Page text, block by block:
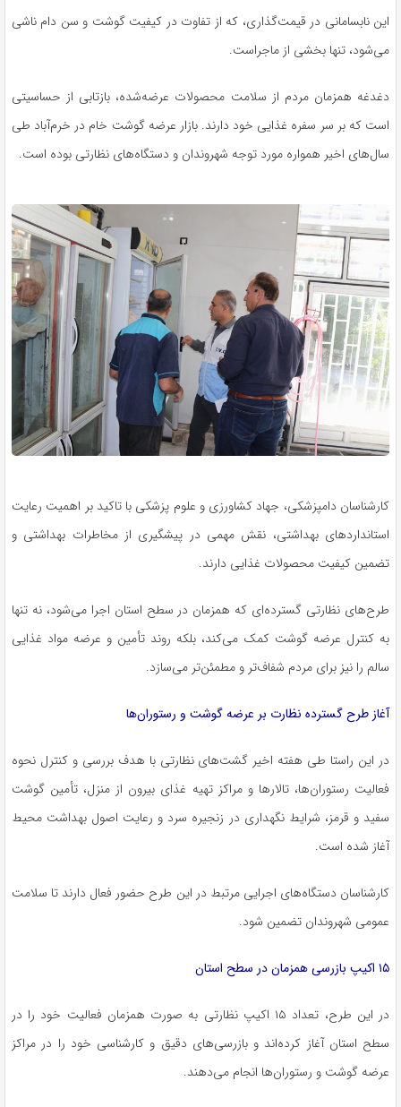
این نابسامانی در قیمت‌گذاری، که از تفاوت در کیفیت گوشت و سن دام ناشی
می‌شود، تنها بخشی از ماجراست.
دغدغه همزمان مردم از سلامت محصولات عرضه‌شده، بازتابی از حساسیتی
است که بر سر سفره غذایی خود دارند. بازار عرضه گوشت خام در خرم‌آباد طی
سال‌های اخیر همواره مورد توجه شهروندان و دستگاه‌های نظارتی بوده است.
کارشناسان دامپزشکی، جهاد کشاورزی و علوم پزشکی با تاکید بر اهمیت رعایت
استانداردهای بهداشتی، نقش مهمی در پیشگیری از مخاطرات بهداشتی و
تضمین کیفیت محصولات غذایی دارند.
طرح‌های نظارتی گسترده‌ای که همزمان در سطح استان اجرا می‌شود، نه تنها
به کنترل عرضه گوشت کمک می‌کند، بلکه روند تأمین و عرضه مواد غذایی
سالم را نیز برای مردم شفاف‌تر و مطمئن‌تر می‌سازد.
آغاز طرح گسترده نظارت بر عرضه گوشت و رستوران‌ها
در این راستا طی هفته اخیر گشت‌های نظارتی با هدف بررسی و کنترل نحوه
فعالیت رستوران‌ها، تالارها و مراکز تهیه غذای بیرون از منزل، تأمین گوشت
سفید و قرمز، شرایط نگهداری در زنجیره سرد و رعایت اصول بهداشت محیط
آغاز شده است.
کارشناسان دستگاه‌های اجرایی مرتبط در این طرح حضور فعال دارند تا سلامت
عمومی شهروندان تضمین شود.
۱۵ اکیپ بازرسی همزمان در سطح استان
در این طرح، تعداد ۱۵ اکیپ نظارتی به صورت همزمان فعالیت خود را در
سطح استان آغاز کرده‌اند و بازرسی‌های دقیق و کارشناسی خود را در مراکز
عرضه گوشت و رستوران‌ها انجام می‌دهند.